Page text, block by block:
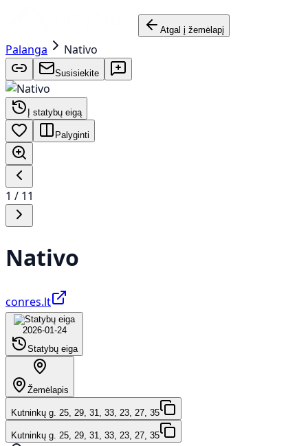
Atgal į žemėlapį
Palanga Nativo
Susisiekite
Į statybų eigą
Palyginti
1 / 11
Nativo
conres.lt
2026-01-24
Statybų eiga
Žemėlapis
Kutninkų g. 25, 29, 31, 33, 23, 27, 35
Kutninkų g. 25, 29, 31, 33, 23, 27, 35